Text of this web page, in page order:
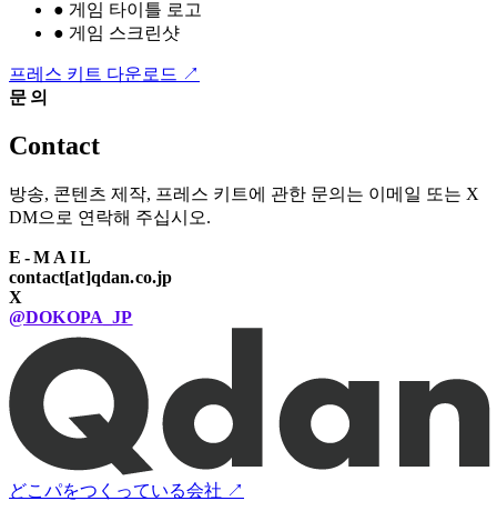
● 게임 타이틀 로고
● 게임 스크린샷
프레스 키트 다운로드 ↗
문의
Contact
방송, 콘텐츠 제작, 프레스 키트에 관한 문의는 이메일 또는 X
DM으로 연락해 주십시오.
E-MAIL
contact[at]qdan.co.jp
X
@DOKOPA_JP
どこパをつくっている会社 ↗